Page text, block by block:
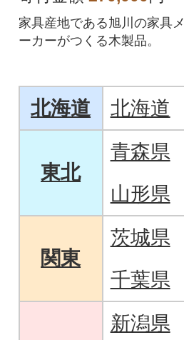
家具産地である旭川の家具メ
ーカーがつくる木製品。
北海道 北海道
東北
青森県
山形県
関東
茨城県
千葉県
新潟県